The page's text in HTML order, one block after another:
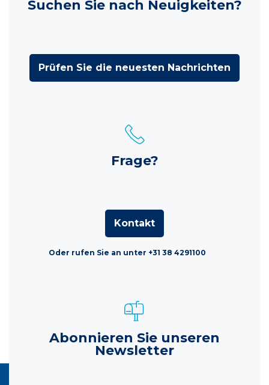
Suchen Sie nach Neuigkeiten?
Prüfen Sie die neuesten Nachrichten
Frage?
Kontakt
Oder rufen Sie an unter +31 38 4291100
Abonnieren Sie unseren
Newsletter